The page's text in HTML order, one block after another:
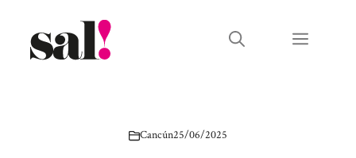
contenido
Menú
Cancún25/06/2025